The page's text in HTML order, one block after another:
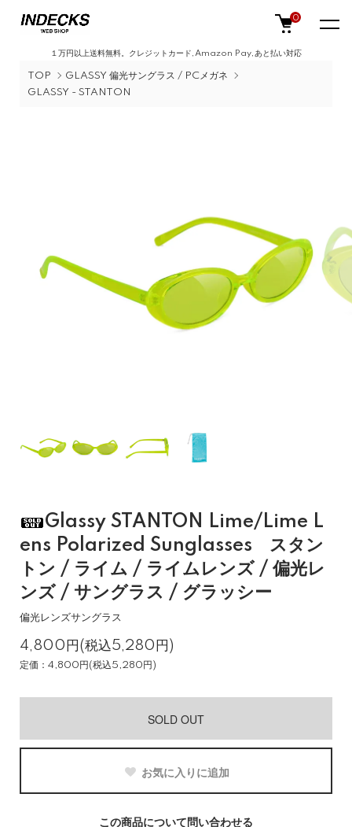
１万円以上送料無料。クレジットカード,Amazon Pay,あと払い対応
0
TOP
GLASSY 偏光サングラス / PCメガネ
GLASSY - STANTON
Glassy STANTON Lime/Lime L
ens Polarized Sunglasses スタン
トン / ライム / ライムレンズ / 偏光レ
ンズ / サングラス / グラッシー
偏光レンズサングラス
4,800円(税込5,280円)
定価：4,800円(税込5,280円)
SOLD OUT
お気に入りに追加
この商品について問い合わせる